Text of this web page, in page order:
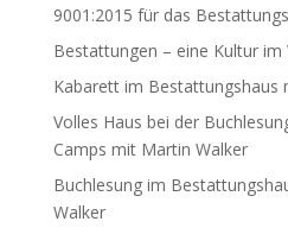
9001:2015 für das
Bestattungen – eine Kultur im
Kabarett im Bestattungshaus
Volles Haus bei der
Camps mit Martin Walker
Buchlesung im
Walker